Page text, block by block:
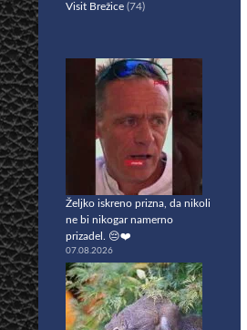
Visit Brežice (74)
Željko iskreno prizna, da nikoli
ne bi nikogar namerno
prizadel. 😔❤️
07.08.2026